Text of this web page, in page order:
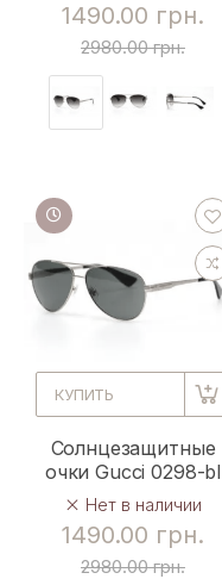
1490.00 грн.
2980.00 грн.
КУПИТЬ
Солнцезащитные
очки Gucci 0298-bl
Нет в наличии
1490.00 грн.
2980.00 грн.